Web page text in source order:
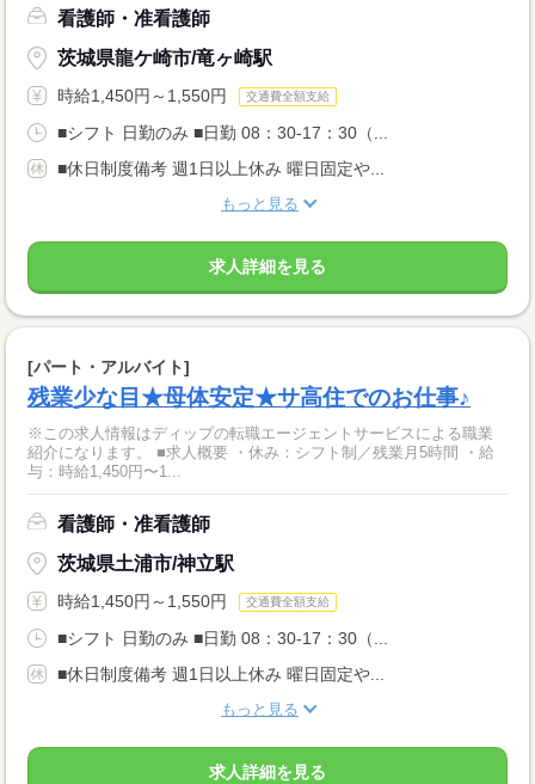
看護師・准看護師
茨城県龍ケ崎市/竜ヶ崎駅
時給1,450円～1,550円 交通費全額支給
■シフト 日勤のみ ■日勤 08：30-17：30（...
■休日制度備考 週1日以上休み 曜日固定や...
もっと見る
求人詳細を見る
[パート・アルバイト]
残業少な目★母体安定★サ高住でのお仕事♪
※この求人情報はディップの転職エージェントサービスによる職業
紹介になります。 ■求人概要 ・休み：シフト制／残業月5時間 ・給
与：時給1,450円〜1...
看護師・准看護師
茨城県土浦市/神立駅
時給1,450円～1,550円 交通費全額支給
■シフト 日勤のみ ■日勤 08：30-17：30（...
■休日制度備考 週1日以上休み 曜日固定や...
もっと見る
求人詳細を見る